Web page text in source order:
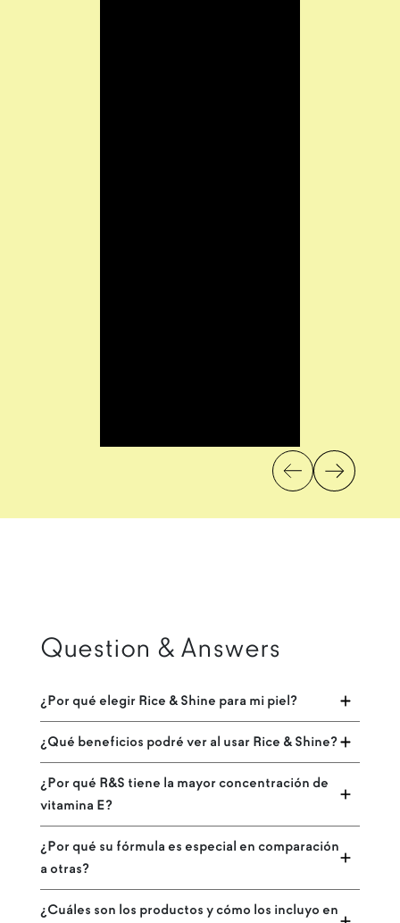
Question & Answers
¿Por qué elegir Rice & Shine para mi piel?
¿Qué beneficios podré ver al usar Rice & Shine?
¿Por qué R&S tiene la mayor concentración de
vitamina E?
¿Por qué su fórmula es especial en comparación
a otras?
¿Cuáles son los productos y cómo los incluyo en